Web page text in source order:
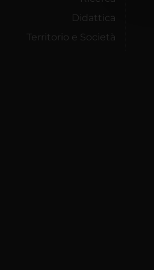
Didattica
Territorio e Società